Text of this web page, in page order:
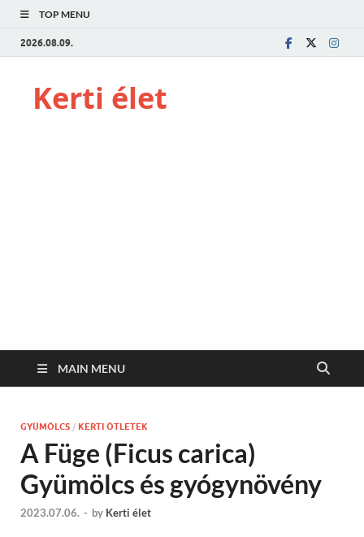
TOP MENU
2026.08.09.
Kerti élet
MAIN MENU
GYÜMÖLCS / KERTI ÖTLETEK
A Füge (Ficus carica)
Gyümölcs és gyógynövény
2023.07.06. - by Kerti élet